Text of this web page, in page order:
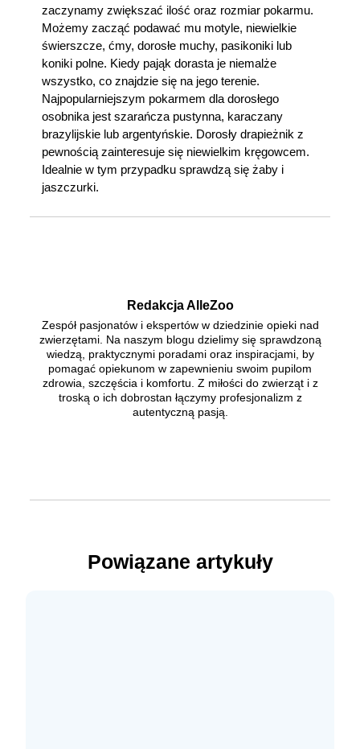
zaczynamy zwiększać ilość oraz rozmiar pokarmu.
Możemy zacząć podawać mu motyle, niewielkie
świerszcze, ćmy, dorosłe muchy, pasikoniki lub
koniki polne. Kiedy pająk dorasta je niemalże
wszystko, co znajdzie się na jego terenie.
Najpopularniejszym pokarmem dla dorosłego
osobnika jest szarańcza pustynna, karaczany
brazylijskie lub argentyńskie. Dorosły drapieżnik z
pewnością zainteresuje się niewielkim kręgowcem.
Idealnie w tym przypadku sprawdzą się żaby i
jaszczurki.
Redakcja AlleZoo
Zespół pasjonatów i ekspertów w dziedzinie opieki nad
zwierzętami. Na naszym blogu dzielimy się sprawdzoną
wiedzą, praktycznymi poradami oraz inspiracjami, by
pomagać opiekunom w zapewnieniu swoim pupilom
zdrowia, szczęścia i komfortu. Z miłości do zwierząt i z
troską o ich dobrostan łączymy profesjonalizm z
autentyczną pasją.
Powiązane artykuły